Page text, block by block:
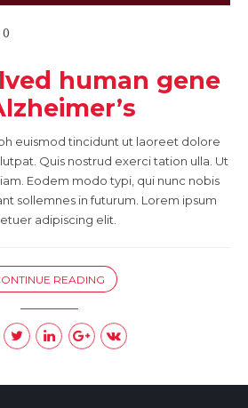
0
human gene
euismod tincidunt ut laoreet dolore
Quis nostrud exerci tation ulla. Ut
Eodem modo typi, qui nunc nobis
sollemnes in futurum. Lorem ipsum
adipiscing elit.
READING